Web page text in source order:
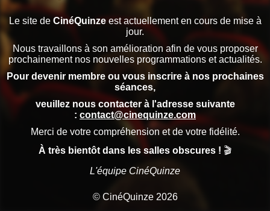
Le site de CinéQuinzeest actuellement en cours de mise à
jour.
Nous travaillons à son amélioration afin de vous proposer
prochainement nos nouvelles programmations et actualités.
Pour devenir membre ou vous inscrire à nos prochaines
séances,
veuillez nous contacter à l'adresse suivante
: contact@cinequinze.com
Merci de votre compréhension et de votre fidélité.
À très bientôt dans les salles obscures ! 🎬
L'équipe CinéQuinze
© CinéQuinze 2026